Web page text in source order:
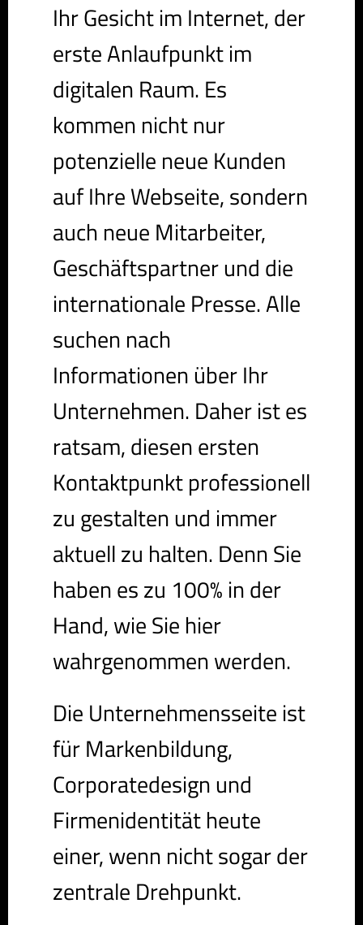
Ihr Gesicht im Internet, der
erste Anlaufpunkt im
digitalen Raum. Es
kommen nicht nur
potenzielle neue Kunden
auf Ihre Webseite, sondern
auch neue Mitarbeiter,
Geschäftspartner und die
internationale Presse. Alle
suchen nach
Informationen über Ihr
Unternehmen. Daher ist es
ratsam, diesen ersten
Kontaktpunkt professionell
zu gestalten und immer
aktuell zu halten. Denn Sie
haben es zu 100% in der
Hand, wie Sie hier
wahrgenommen werden.
Die Unternehmensseite ist
für Markenbildung,
Corporatedesign und
Firmenidentität heute
einer, wenn nicht sogar der
zentrale Drehpunkt.